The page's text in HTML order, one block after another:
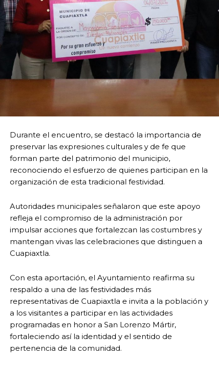
Durante el encuentro, se destacó la importancia de
preservar las expresiones culturales y de fe que
forman parte del patrimonio del municipio,
reconociendo el esfuerzo de quienes participan en la
organización de esta tradicional festividad.
Autoridades municipales señalaron que este apoyo
refleja el compromiso de la administración por
impulsar acciones que fortalezcan las costumbres y
mantengan vivas las celebraciones que distinguen a
Cuapiaxtla.
Con esta aportación, el Ayuntamiento reafirma su
respaldo a una de las festividades más
representativas de Cuapiaxtla e invita a la población y
a los visitantes a participar en las actividades
programadas en honor a San Lorenzo Mártir,
fortaleciendo así la identidad y el sentido de
pertenencia de la comunidad.